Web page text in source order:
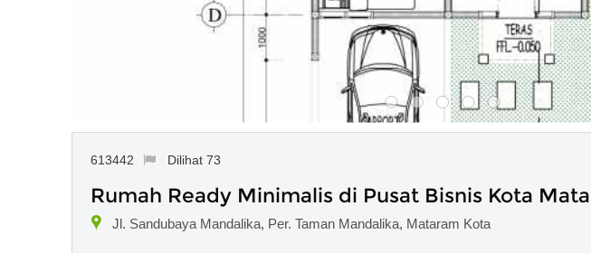
613442 Dilihat 73
Rumah Ready Minimalis di Pusat Bisnis Kota
Jl. Sandubaya Mandalika, Per. Taman Mandalika, Mataram Kota